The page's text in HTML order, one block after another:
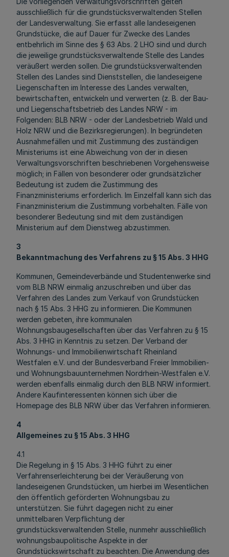
ausschließlich für die grundstücksverwaltenden Stellen
der Landesverwaltung. Sie erfasst alle landeseigenen
Grundstücke, die auf Dauer für Zwecke des Landes
entbehrlich im Sinne des § 63 Abs. 2 LHO sind und durch
die jeweilige grundstücksverwaltende Stelle des Landes
veräußert werden sollen. Die grundstücksverwaltenden
Stellen des Landes sind Dienststellen, die landeseigene
Liegenschaften im Interesse des Landes verwalten,
bewirtschaften, entwickeln und verwerten (z. B. der Bau-
und Liegenschaftsbetrieb des Landes NRW - im
Folgenden: BLB NRW - oder der Landesbetrieb Wald und
Holz NRW und die Bezirksregierungen). In begründeten
Ausnahmefällen und mit Zustimmung des zuständigen
Ministeriums ist eine Abweichung von der in diesen
Verwaltungsvorschriften beschriebenen Vorgehensweise
möglich; in Fällen von besonderer oder grundsätzlicher
Bedeutung ist zudem die Zustimmung des
Finanzministeriums erforderlich. Im Einzelfall kann sich das
Finanzministerium die Zustimmung vorbehalten. Fälle von
besonderer Bedeutung sind mit dem zuständigen
Ministerium auf dem Dienstweg abzustimmen.
3
Bekanntmachung des Verfahrens zu § 15 Abs. 3 HHG
Kommunen, Gemeindeverbände und Studentenwerke sind
vom BLB NRW einmalig anzuschreiben und über das
Verfahren des Landes zum Verkauf von Grundstücken
nach § 15 Abs. 3 HHG zu informieren. Die Kommunen
werden gebeten, ihre kommunalen
Wohnungsbaugesellschaften über das Verfahren zu § 15
Abs. 3 HHG in Kenntnis zu setzen. Der Verband der
Wohnungs- und Immobilienwirtschaft Rheinland
Westfalen e.V. und der Bundesverband Freier Immobilien-
und Wohnungsbauunternehmen Nordrhein-Westfalen e.V.
werden ebenfalls einmalig durch den BLB NRW informiert.
Andere Kaufinteressenten können sich über die
Homepage des BLB NRW über das Verfahren informieren.
4
Allgemeines zu § 15 Abs. 3 HHG
4.1
Die Regelung in § 15 Abs. 3 HHG führt zu einer
Verfahrenserleichterung bei der Veräußerung von
landeseigenen Grundstücken, um hierbei im Wesentlichen
den öffentlich geförderten Wohnungsbau zu
unterstützen. Sie führt dagegen nicht zu einer
unmittelbaren Verpflichtung der
grundstücksverwaltenden Stelle, nunmehr ausschließlich
wohnungsbaupolitische Aspekte in der
Grundstückswirtschaft zu beachten. Die Anwendung des